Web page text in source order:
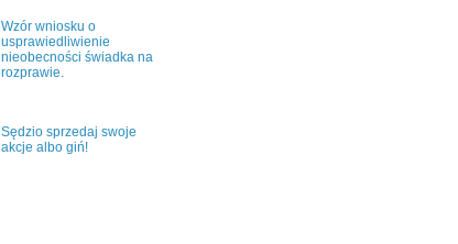
Wzór wniosku o
usprawiedliwienie
nieobecności świadka na
rozprawie.
Sędzio sprzedaj swoje
akcje albo giń!